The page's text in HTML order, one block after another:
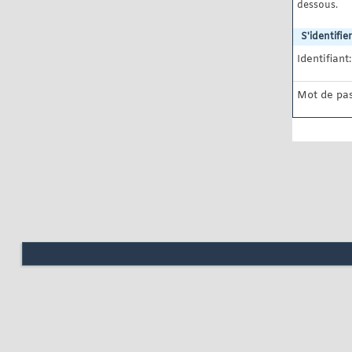
dessous.
S'identifier
Identifiant:
Mot de